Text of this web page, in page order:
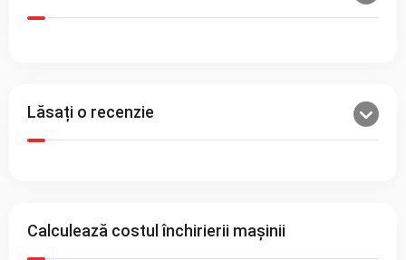
Lăsați o recenzie
Calculează costul închirierii mașinii